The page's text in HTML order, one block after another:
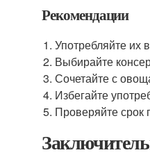
Рекомендации
Употребляйте их
Выбирайте
Сочетайте с
Избегайте
Проверяйте срок